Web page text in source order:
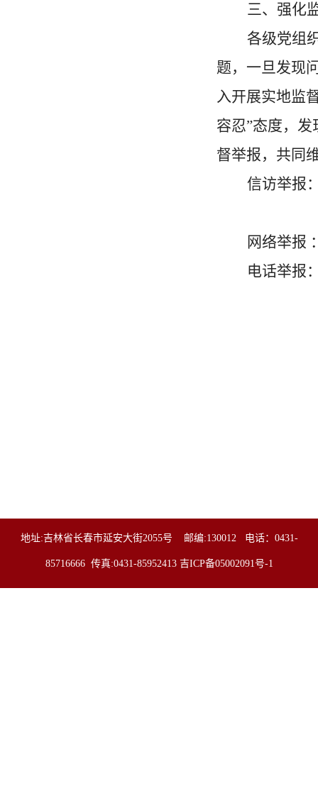
三、强化
各级党组
题，一旦发现
入开展实地监
容忍”态度，
督举报，共同
信访举报
网络举报
电话举报
地址:吉林省长春市延安大街2055号 邮编:130012 电话：0431-
85716666 传真:0431-85952413 吉ICP备05002091号-1